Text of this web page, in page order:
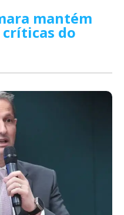
mantém
críticas do